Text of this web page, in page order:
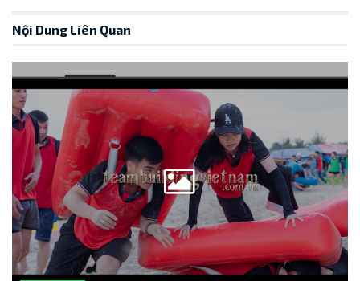
Nội Dung Liên Quan